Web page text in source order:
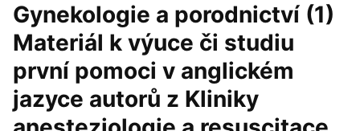
Gynekologie a porodnictví (1)
Materiál k výuce či studiu
první pomoci v anglickém
jazyce autorů z Kliniky